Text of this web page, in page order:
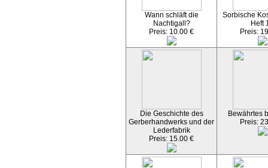
Wann schläft die
Nachtigall?
Preis: 10.00 €
Sorbische
Heft
Preis:
Die Geschichte des
Gerberhandwerks und der
Lederfabrik
Preis: 15.00 €
Bewährtes
Preis: